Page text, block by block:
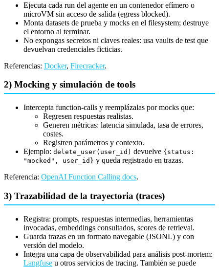
Ejecuta cada run del agente en un contenedor efímero o
microVM sin acceso de salida (egress blocked).
Monta datasets de prueba y mocks en el filesystem; destruye
el entorno al terminar.
No expongas secretos ni claves reales: usa vaults de test que
devuelvan credenciales ficticias.
Referencias: Docker, Firecracker.
2) Mocking y simulación de tools
Intercepta function-calls y reemplázalas por mocks que:
Regresen respuestas realistas.
Generen métricas: latencia simulada, tasa de errores,
costes.
Registren parámetros y contexto.
Ejemplo: delete_user(user_id) devuelve {status:
"mocked", user_id} y queda registrado en trazas.
Referencia: OpenAI Function Calling docs.
3) Trazabilidad de la trayectoria (traces)
Registra: prompts, respuestas intermedias, herramientas
invocadas, embeddings consultados, scores de retrieval.
Guarda trazas en un formato navegable (JSONL) y con
versión del modelo.
Integra una capa de observabilidad para análisis post-mortem:
Langfuse u otros servicios de tracing. También se puede